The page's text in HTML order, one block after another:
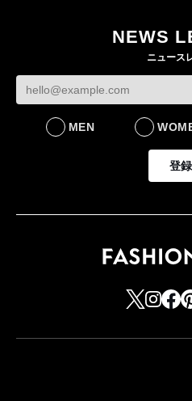
FASHION
NEWS
ニュース
MEN
登録